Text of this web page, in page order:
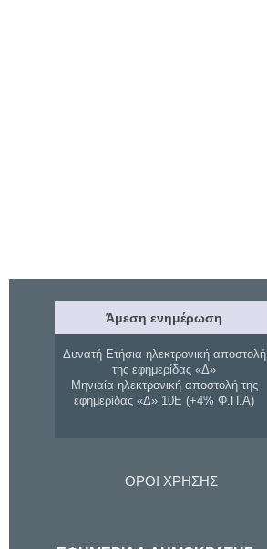
Άμεση ενημέρωση
Δυνατή Ετήσια ηλεκτρονική αποστολή
της εφημερίδας «Δ»
Μηνιαία ηλεκτρονική αποστολή της
εφημερίδας «Δ» 10Ε (+4% Φ.Π.Α)
ΟΡΟΙ ΧΡΗΣΗΣ